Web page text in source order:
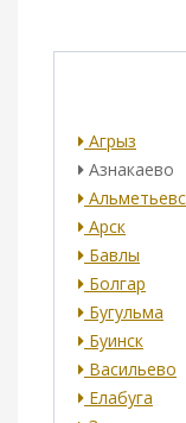
Агрыз
Азнакаево
Арск
Бавлы
Болгар
Бугульма
Буинск
Васильево
Елабуга